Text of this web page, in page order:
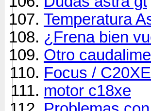
Temperatura
¿Frena bien
Otro
Focus / C20XE
motor c18xe